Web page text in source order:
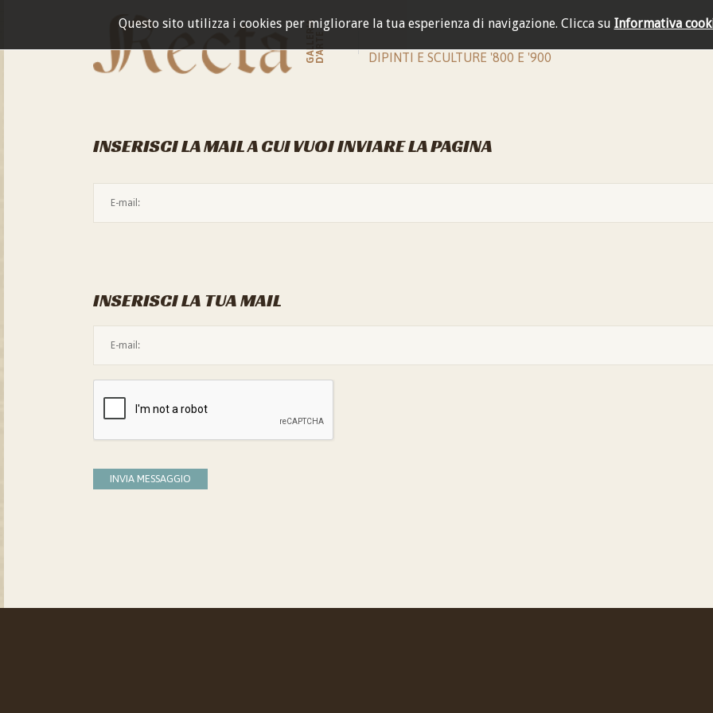
Questo sito utilizza i cookies per migliorare la tua esperienza di navigazione. Clicca su Informativa
GALLERIAD'ARTE DIPINTI E SCULTURE '800 E '900
INSERISCI LA MAIL A CUI VUOI INVIARE LA PAGINA
INSERISCI LA TUA MAIL
INVIA MESSAGGIO